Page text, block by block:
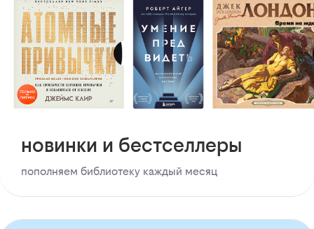
новинки и бестселлеры
пополняем библиотеку каждый месяц